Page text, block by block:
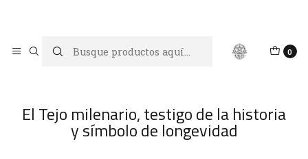
0
Inicio Blog
El Tejo milenario, testigo de la historia y símbolo de
El Tejo milenario, testigo de la historia
y símbolo de longevidad